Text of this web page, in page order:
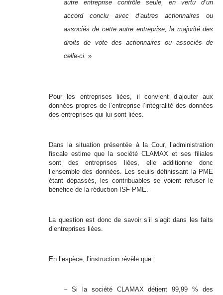
autre entreprise contrôle seule, en vertu d’un
accord conclu avec d’autres actionnaires ou
associés de cette autre entreprise, la majorité des
droits de vote des actionnaires ou associés de
celle-ci. »
Pour les entreprises liées, il convient d’ajouter aux
données propres de l’entreprise l’intégralité des données
des entreprises qui lui sont liées.
Dans la situation présentée à la Cour, l’administration
fiscale estime que la société CLAMAX et ses filiales
sont des entreprises liées, elle additionne donc
l’ensemble des données. Les seuils définissant la PME
étant dépassés, les contribuables se voient refuser le
bénéfice de la réduction ISF-PME.
La question est donc de savoir s’il s’agit dans les faits
d’entreprises liées.
En l’espèce, l’instruction révèle que :
– Si la société CLAMAX détient 99,99 % des